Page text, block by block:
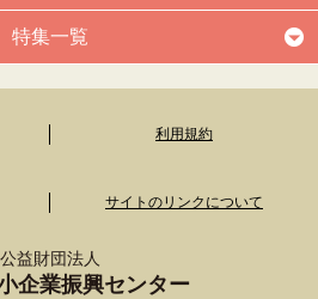
特集一覧
利用規約
サイトのリンクについて
公益財団法人
企業振興センター